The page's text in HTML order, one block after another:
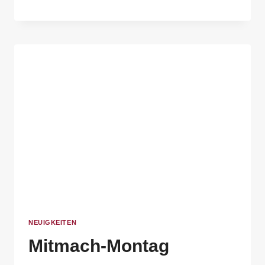
NEUIGKEITEN
Mitmach-Montag